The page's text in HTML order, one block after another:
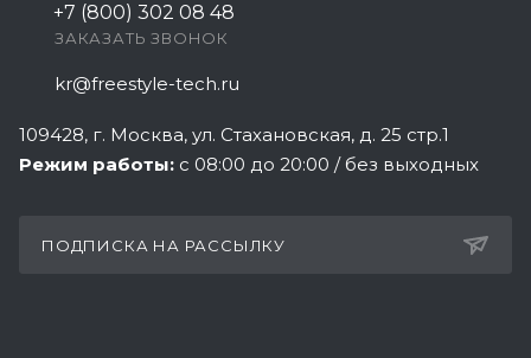
+7 (800) 302 08 48
ЗАКАЗАТЬ ЗВОНОК
kr@freestyle-tech.ru
109428, г. Москва, ул. Стахановская, д. 25 стр.1
Режим работы: с 08:00 до 20:00 / без выходных
ПОДПИСКА НА РАССЫЛКУ